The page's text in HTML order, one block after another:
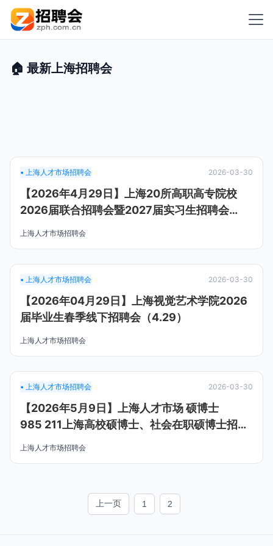
🏠 最新上海招聘会
• 上海人才市场招聘会 2026-03-30
【2026年4月29日】上海20所高职高专院校
2026届联合招聘会暨2027届实习生招聘会
上海人才市场招聘会
• 上海人才市场招聘会 2026-03-30
【2026年04月29日】上海视觉艺术学院2026
届毕业生春季线下招聘会（4.29）
上海人才市场招聘会
• 上海人才市场招聘会 2026-03-30
【2026年5月9日】上海人才市场 硕博士
985 211上海高校硕博士、社会在职硕博士招聘
上海人才市场招聘会
上一页 1 2